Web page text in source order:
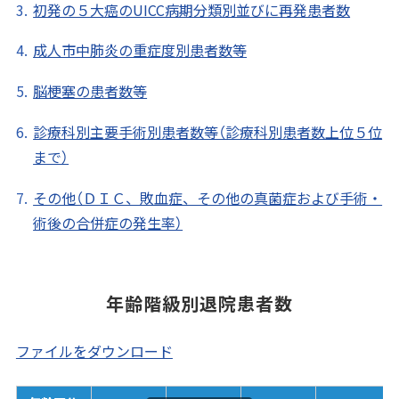
初発の５大癌のUICC病期分類別並びに再発患者数
成人市中肺炎の重症度別患者数等
脳梗塞の患者数等
診療科別主要手術別患者数等（診療科別患者数上位５位
まで）
その他（ＤＩＣ、敗血症、その他の真菌症および手術・
術後の合併症の発生率）
年齢階級別退院患者数
ファイルをダウンロード